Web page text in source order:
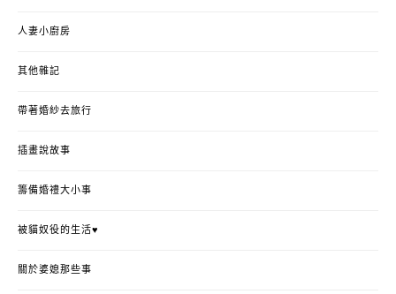
人妻小廚房
其他雜記
帶著婚紗去旅行
插畫說故事
籌備婚禮大小事
被貓奴役的生活♥
關於婆媳那些事